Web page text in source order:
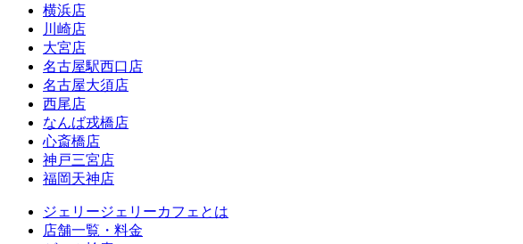
横浜店
川崎店
大宮店
名古屋駅西口店
名古屋大須店
西尾店
なんば戎橋店
心斎橋店
神戸三宮店
福岡天神店
ジェリージェリーカフェとは
店舗一覧・料金